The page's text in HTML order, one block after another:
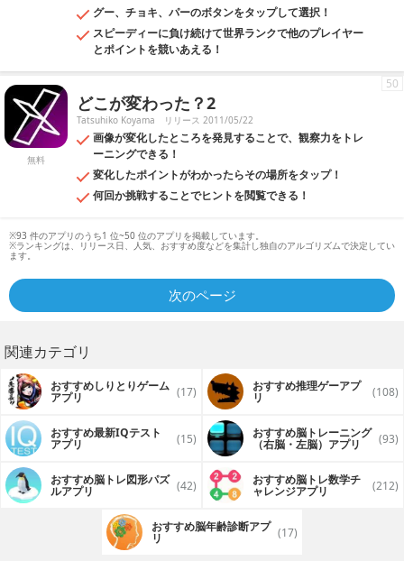
グー、チョキ、パーのボタンをタップして選択！
スピーディーに負け続けて世界ランクで他のプレイヤー
とポイントを競いあえる！
無料
どこが変わった？2
Tatsuhiko Koyama リリース 2011/05/22
画像が変化したところを発見することで、観察力をトレ
ーニングできる！
変化したポイントがわかったらその場所をタップ！
何回か挑戦することでヒントを閲覧できる！
50
※93 件のアプリのうち1 位~50 位のアプリを掲載しています。
※ランキングは、リリース日、人気、おすすめ度などを集計し独自のアルゴリズムで決定してい
ます。
次のページ
関連カテゴリ
おすすめしりとりゲーム
アプリ (17) おすすめ推理ゲーアプ
リ (108)
おすすめ最新IQテスト
アプリ (15) おすすめ脳トレーニング
（右脳・左脳）アプリ (93)
おすすめ脳トレ図形パズ
ルアプリ (42) おすすめ脳トレ数学チ
ャレンジアプリ (212)
おすすめ脳年齢診断アプ
リ (17)